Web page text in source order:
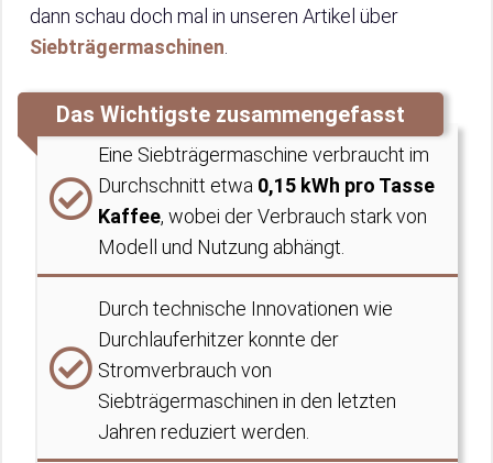
dann schau doch mal in unseren Artikel über
Siebträgermaschinen
Das Wichtigste zusammengefasst
Eine Siebträgermaschine verbraucht im
Durchschnitt etwa 0,15 kWh pro Tasse
Kaffee, wobei der Verbrauch stark von
Modell und Nutzung abhängt.
Durch technische Innovationen wie
Durchlauferhitzer konnte der
Stromverbrauch von
Siebträgermaschinen in den letzten
Jahren reduziert werden.